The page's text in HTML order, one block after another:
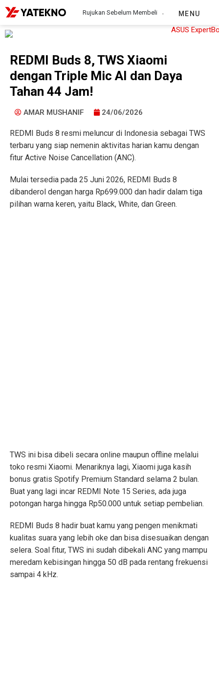
Rujukan Sebelum Membeli MENU
REDMI Buds 8, TWS Xiaomi
dengan Triple Mic AI dan Daya
Tahan 44 Jam!
AMAR MUSHANIF 24/06/2026
REDMI Buds 8 resmi meluncur di Indonesia sebagai TWS
terbaru yang siap nemenin aktivitas harian kamu dengan
fitur Active Noise Cancellation (ANC).
Mulai tersedia pada 25 Juni 2026, REDMI Buds 8
dibanderol dengan harga Rp699.000 dan hadir dalam tiga
pilihan warna keren, yaitu Black, White, dan Green.
TWS ini bisa dibeli secara online maupun offline melalui
toko resmi Xiaomi. Menariknya lagi, Xiaomi juga kasih
bonus gratis Spotify Premium Standard selama 2 bulan.
Buat yang lagi incar REDMI Note 15 Series, ada juga
potongan harga hingga Rp50.000 untuk setiap pembelian.
REDMI Buds 8 hadir buat kamu yang pengen menikmati
kualitas suara yang lebih oke dan bisa disesuaikan dengan
selera. Soal fitur, TWS ini sudah dibekali ANC yang mampu
meredam kebisingan hingga 50 dB pada rentang frekuensi
sampai 4 kHz.